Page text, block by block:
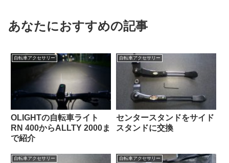
あなたにおすすめの記事
自転車アクセサリー
OLIGHTの自転車ライト
RN 400からALLTY 2000ま
で紹介
自転車アクセサリー
センタースタンドをサイド
スタンドに交換
自転車アクセサリー 自転車アクセサリー